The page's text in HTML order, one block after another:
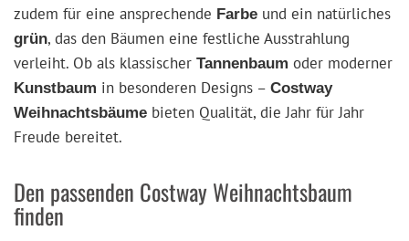
zudem für eine ansprechende Farbe und ein natürliches
grün, das den Bäumen eine festliche Ausstrahlung
verleiht. Ob als klassischer Tannenbaum oder moderner
Kunstbaum in besonderen Designs – Costway
Weihnachtsbäume bieten Qualität, die Jahr für Jahr
Freude bereitet.
Den passenden Costway Weihnachtsbaum
finden